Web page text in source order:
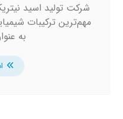
شرکت تولید اسید
مهم‌ترین ترکیبات
به